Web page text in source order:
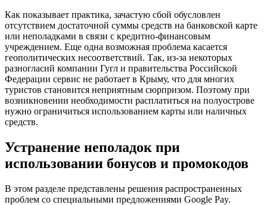
Как показывает практика, зачастую сбой обусловлен
отсутствием достаточной суммы средств на банковской карте
или неполадками в связи с кредитно-финансовым
учреждением. Еще одна возможная проблема касается
геополитических несоответствий. Так, из-за некоторых
разногласий компании Гугл и правительства Российской
Федерации сервис не работает в Крыму, что для многих
туристов становится неприятным сюрпризом. Поэтому при
возникновении необходимости расплатиться на полуострове
нужно ограничиться использованием карты или наличных
средств.
Устранение неполадок при
использовании бонусов и промокодов
В этом разделе представлены решения распространенных
проблем со специальными предложениями Google Pay.